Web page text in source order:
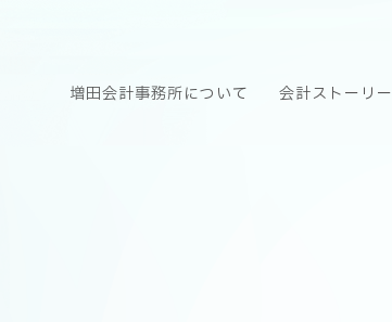
増田会計事務所について 会計ストーリー